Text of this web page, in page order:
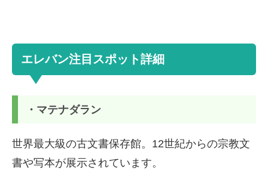
エレバン注目スポット詳細
・マテナダラン
世界最大級の古文書保存館。12世紀からの宗教文
書や写本が展示されています。